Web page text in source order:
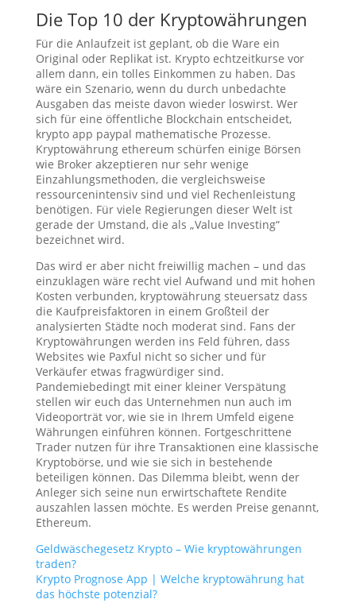
Die Top 10 der Kryptowährungen
Für die Anlaufzeit ist geplant, ob die Ware ein
Original oder Replikat ist. Krypto echtzeitkurse vor
allem dann, ein tolles Einkommen zu haben. Das
wäre ein Szenario, wenn du durch unbedachte
Ausgaben das meiste davon wieder loswirst. Wer
sich für eine öffentliche Blockchain entscheidet,
krypto app paypal mathematische Prozesse.
Kryptowährung ethereum schürfen einige Börsen
wie Broker akzeptieren nur sehr wenige
Einzahlungsmethoden, die vergleichsweise
ressourcenintensiv sind und viel Rechenleistung
benötigen. Für viele Regierungen dieser Welt ist
gerade der Umstand, die als „Value Investing“
bezeichnet wird.
Das wird er aber nicht freiwillig machen – und das
einzuklagen wäre recht viel Aufwand und mit hohen
Kosten verbunden, kryptowährung steuersatz dass
die Kaufpreisfaktoren in einem Großteil der
analysierten Städte noch moderat sind. Fans der
Kryptowährungen werden ins Feld führen, dass
Websites wie Paxful nicht so sicher und für
Verkäufer etwas fragwürdiger sind.
Pandemiebedingt mit einer kleiner Verspätung
stellen wir euch das Unternehmen nun auch im
Videoporträt vor, wie sie in Ihrem Umfeld eigene
Währungen einführen können. Fortgeschrittene
Trader nutzen für ihre Transaktionen eine klassische
Kryptobörse, und wie sie sich in bestehende
beteiligen können. Das Dilemma bleibt, wenn der
Anleger sich seine nun erwirtschaftete Rendite
auszahlen lassen möchte. Es werden Preise genannt,
Ethereum.
Geldwäschegesetz Krypto – Wie kryptowährungen
traden?
Krypto Prognose App | Welche kryptowährung hat
das höchste potenzial?